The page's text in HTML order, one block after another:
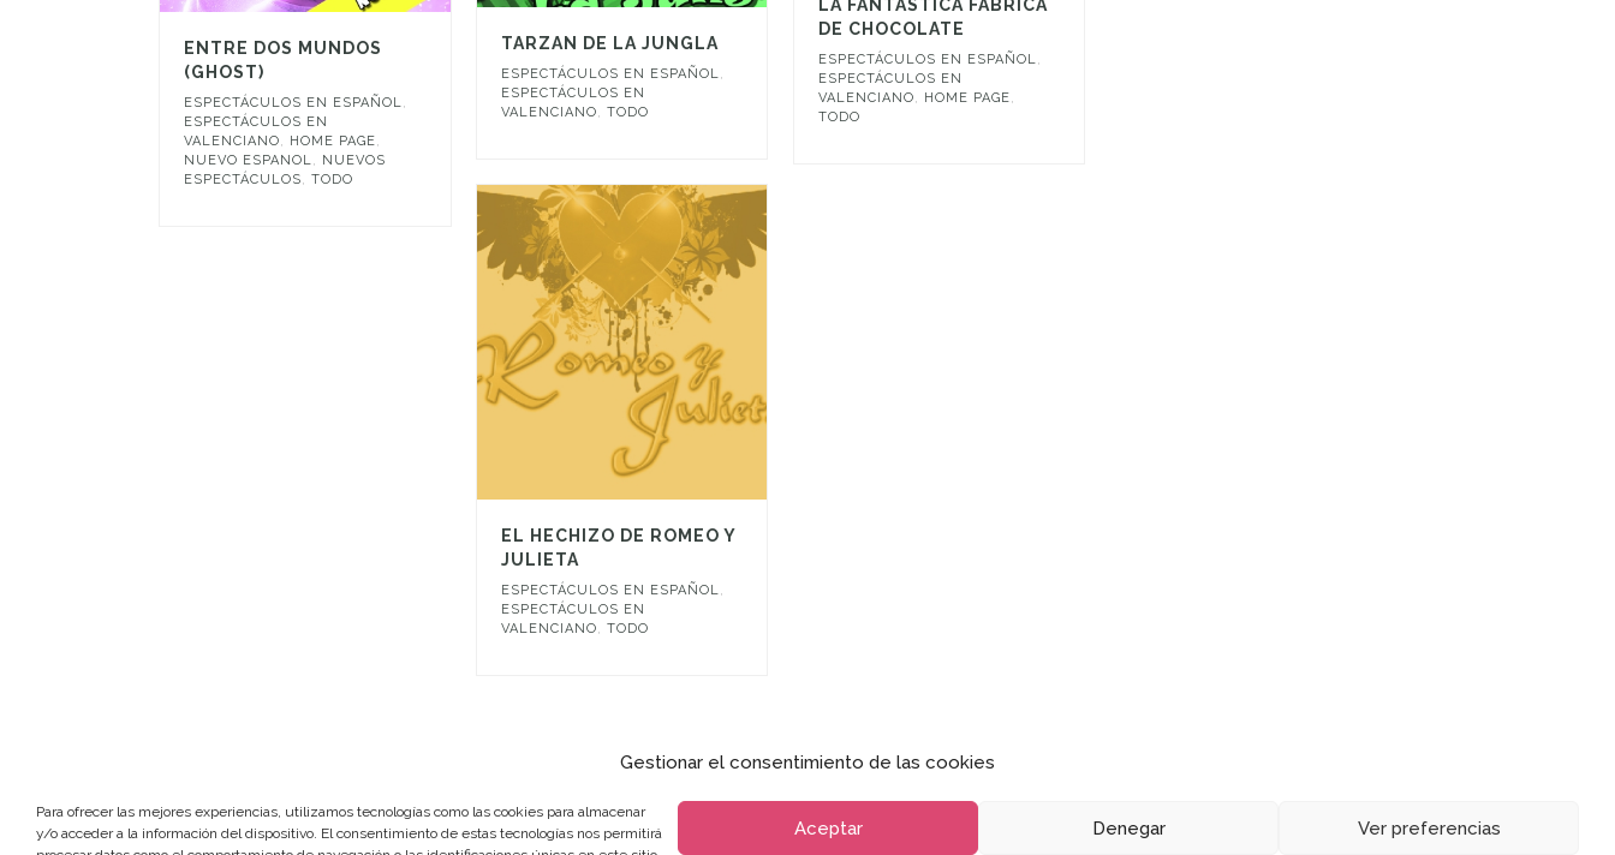
Gestionar el consentimiento de las cookies
Para ofrecer las mejores experiencias, utilizamos tecnologías como las cookies para almacenar
y/o acceder a la información del dispositivo. El consentimiento de estas tecnologías nos permitirá
Aceptar Denegar Ver preferencias
LA FANTÁSTICA FÁBRICA
DE CHOCOLATE
ESPECTÁCULOS EN ESPAÑOL,
ESPECTÁCULOS EN
VALENCIANO, HOME PAGE,
TODO
TARZAN DE LA JUNGLA
ESPECTÁCULOS EN ESPAÑOL,
ESPECTÁCULOS EN
VALENCIANO, TODO
ENTRE DOS MUNDOS
(GHOST)
ESPECTÁCULOS EN ESPAÑOL,
ESPECTÁCULOS EN
VALENCIANO, HOME PAGE,
NUEVO ESPANOL,
NUEVOS
ESPECTÁCULOS, TODO
EL HECHIZO DE ROMEO Y
JULIETA
ESPECTÁCULOS EN ESPAÑOL,
ESPECTÁCULOS EN
VALENCIANO, TODO